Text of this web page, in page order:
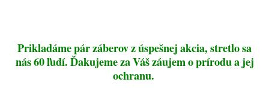
Prikladáme pár záberov z úspešnej akcia, stretlo sa
nás 60 ľudí. Ďakujeme za Váš záujem o prírodu a jej
ochranu.